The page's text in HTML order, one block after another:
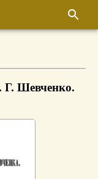
Г. Шевченко.